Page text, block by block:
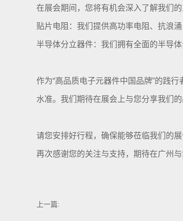
在展会期间，您将有机会深入了解我们的
贴片电阻：我们提供高功率电阻、抗浪
半导体分立器件：我们拥有全面的半导
作为“高品质电子元器件中国品牌”的践
水准。我们期待在展会上与您分享我们
请您安排好行程，确保能够莅临我们的
再次感谢您的关注与支持，期待在广州与
上一篇: